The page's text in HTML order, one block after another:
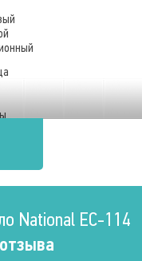
National EC-114